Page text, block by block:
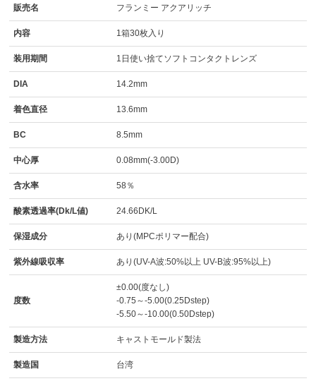
販売名 フランミー アクアリッチ
内容 1箱30枚入り
装用期間 1日使い捨てソフトコンタクトレンズ
DIA 14.2mm
着色直径 13.6mm
BC 8.5mm
中心厚 0.08mm(-3.00D)
含水率 58％
酸素透過率(Dk/L値) 24.66DK/L
保湿成分 あり(MPCポリマー配合)
紫外線吸収率 あり(UV-A波:50%以上 UV-B波:95%以上)
度数
±0.00(度なし)
-0.75～-5.00(0.25Dstep)
-5.50～-10.00(0.50Dstep)
製造方法 キャストモールド製法
製造国 台湾